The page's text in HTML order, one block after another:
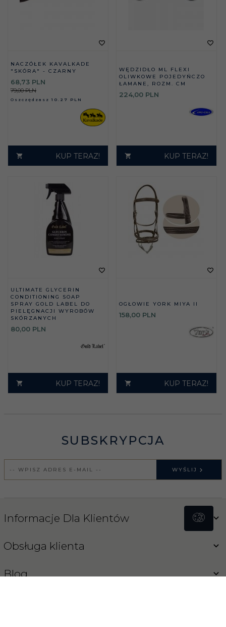
NACZÓŁEK KAVALKADE
"SKÓRA" - CZARNY
68,73 PLN
79,00 PLN
Oszczędzasz 10.27 PLN
KUP TERAZ!
WĘDZIDŁO ML FLEXI
OLIWKOWE POJEDYŃCZO
ŁAMANE, ROZM. CM
224,00 PLN
KUP TERAZ!
ULTIMATE GLYCERIN
CONDITIONING SOAP
SPRAY GOLD LABEL DO
PIELĘGNACJI WYROBÓW
SKÓRZANYCH
80,00 PLN
KUP TERAZ!
OGŁOWIE YORK MIYA II
158,00 PLN
KUP TERAZ!
SUBSKRYPCJA
WYŚLIJ
Informacje Dla Klientów
Obsługa klienta
Blog